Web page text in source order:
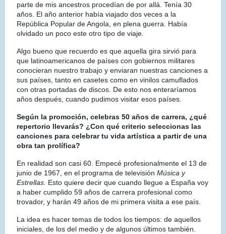
parte de mis ancestros procedían de por allá. Tenía 30
años. El año anterior había viajado dos veces a la
República Popular de Angola, en plena guerra. Había
olvidado un poco este otro tipo de viaje.
Algo bueno que recuerdo es que aquella gira sirvió para
que latinoamericanos de países con gobiernos militares
conocieran nuestro trabajo y enviaran nuestras canciones a
sus países, tanto en casetes como en vinilos camuflados
con otras portadas de discos. De esto nos enteraríamos
años después, cuando pudimos visitar esos países.
Según la promoción, celebras 50 años de carrera, ¿qué
repertorio llevarás? ¿Con qué criterio seleccionas las
canciones para celebrar tu vida artística a partir de una
obra tan prolífica?
En realidad son casi 60. Empecé profesionalmente el 13 de
junio de 1967, en el programa de televisión Música y
Estrellas. Esto quiere decir que cuando llegue a España voy
a haber cumplido 59 años de carrera profesional como
trovador, y harán 49 años de mi primera visita a ese país.
La idea es hacer temas de todos los tiempos: de aquellos
iniciales, de los del medio y de algunos últimos también.